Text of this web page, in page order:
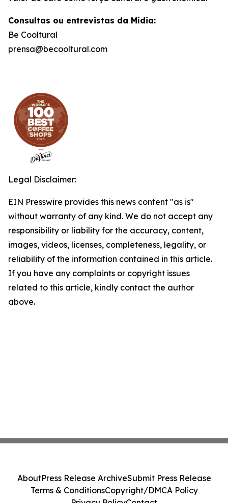
Consultas ou entrevistas da Mídia:
Be Cooltural
prensa@becooltural.com
Legal Disclaimer:
EIN Presswire provides this news content "as is"
without warranty of any kind. We do not accept any
responsibility or liability for the accuracy, content,
images, videos, licenses, completeness, legality, or
reliability of the information contained in this article.
If you have any complaints or copyright issues
related to this article, kindly contact the author
above.
AboutPress Release ArchiveSubmit Press Release
Terms & ConditionsCopyright/DMCA Policy